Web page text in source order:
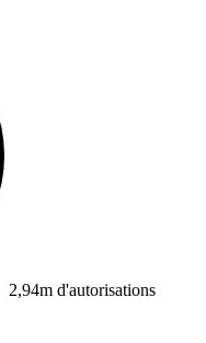
2,94m d'autorisations